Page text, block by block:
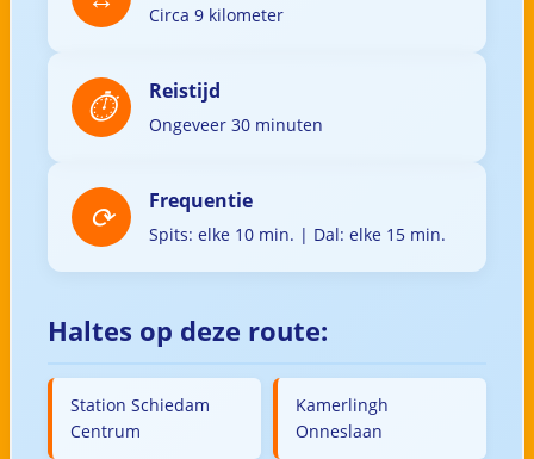
Circa 9 kilometer
Reistijd
Ongeveer 30 minuten
Frequentie
Spits: elke 10 min. | Dal: elke 15 min.
Haltes op deze route:
Station Schiedam
Centrum
Kamerlingh
Onneslaan